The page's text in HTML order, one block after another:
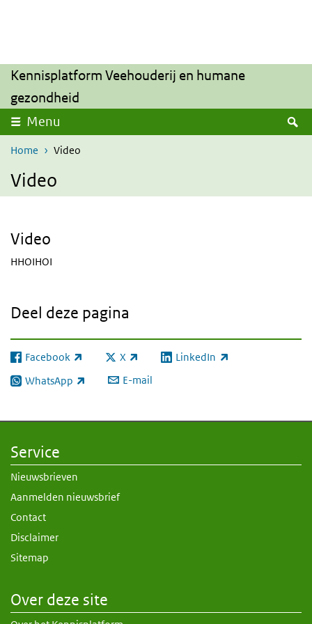
Kennisplatform Veehouderij en humane
gezondheid
Menu
Home Video
Video
Video
HHOIHOI
Deel deze pagina
Facebook
(externe link) X
(externe link) LinkedIn
(externe link)
WhatsApp
(externe link) E-mail
Service
Nieuwsbrieven
Aanmelden nieuwsbrief
Contact
Disclaimer
Sitemap
Over deze site